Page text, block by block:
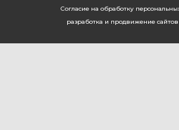
Согласие на обработку
разработка и продвижение